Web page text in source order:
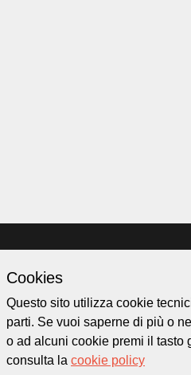
Cookies
Questo sito utilizza cookie
parti. Se vuoi saperne di più o
o ad alcuni cookie premi il tasto
consulta la cookie policy